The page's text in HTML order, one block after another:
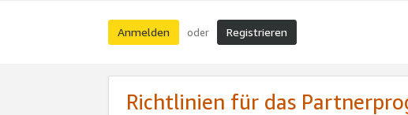
Anmelden oder Registrieren
Richtlinien für das